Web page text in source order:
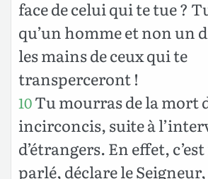
face de celui qui te tue ?
qu’un homme et non un
les mains de ceux qui te
transperceront !
10Tu mourras de la mort
incirconcis, suite à
d’étrangers. En effet,
parlé, déclare le